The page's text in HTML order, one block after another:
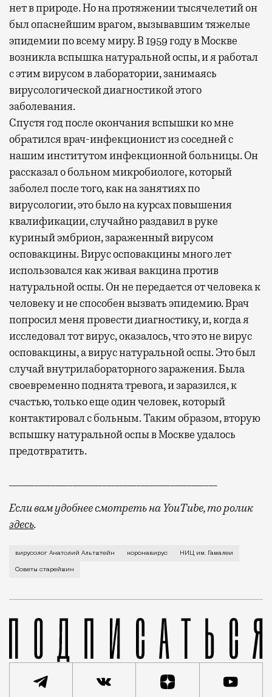
нет в природе. Но на протяжении тысячелетий он
был опаснейшим врагом, вызывавшим тяжелые
эпидемии по всему миру. В 1959 году в Москве
возникла вспышка натуральной оспы, и я работал
с этим вирусом в лаборатории, занимаясь
вирусологической диагностикой этого
заболевания.
Спустя год после окончания вспышки ко мне
обратился врач-инфекционист из соседней с
нашим институтом инфекционной больницы. Он
рассказал о больном микробиологе, который
заболел после того, как на занятиях по
вирусологии, это было на курсах повышения
квалификации, случайно раздавил в руке
куриный эмбрион, зараженный вирусом
осповакцины. Вирус осповакцины много лет
использовался как живая вакцина против
натуральной оспы. Он не передается от человека к
человеку и не способен вызвать эпидемию. Врач
попросил меня провести диагностику, и, когда я
исследовал тот вирус, оказалось, что это не вирус
осповакцины, а вирус натуральной оспы. Это был
случай внутрилабораторного заражения. Была
своевременно поднята тревога, и заразился, к
счастью, только еще один человек, который
контактировал с больным. Таким образом, вторую
вспышку натуральной оспы в Москве удалось
предотвратить.
Если вам удобнее смотреть на YouTube, то ролик
здесь.
вирусолог Анатолий Альтштейн коронавирус НИЦ им. Гамалеи
Советы старейшин